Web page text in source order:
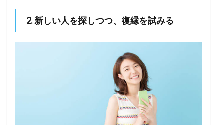
2. 新しい人を探しつつ、復縁を試みる